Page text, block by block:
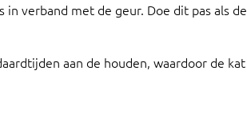
verband met de geur. Doe dit pas als de
aan de houden, waardoor de kat